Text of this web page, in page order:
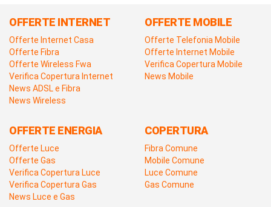
OFFERTE INTERNET
Offerte Internet Casa
Offerte Fibra
Offerte Wireless Fwa
Verifica Copertura Internet
News ADSL e Fibra
News Wireless
OFFERTE MOBILE
Offerte Telefonia Mobile
Offerte Internet Mobile
Verifica Copertura Mobile
News Mobile
OFFERTE ENERGIA
Offerte Luce
Offerte Gas
Verifica Copertura Luce
Verifica Copertura Gas
News Luce e Gas
COPERTURA
Fibra Comune
Mobile Comune
Luce Comune
Gas Comune